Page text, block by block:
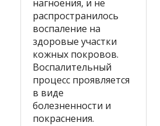
нагноения, и не
распространилось
воспаление на
здоровые участки
кожных покровов.
Воспалительный
процесс проявляется
в виде
болезненности и
покраснения.